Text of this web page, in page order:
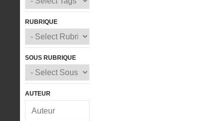
RUBRIQUE
SOUS RUBRIQUE
AUTEUR